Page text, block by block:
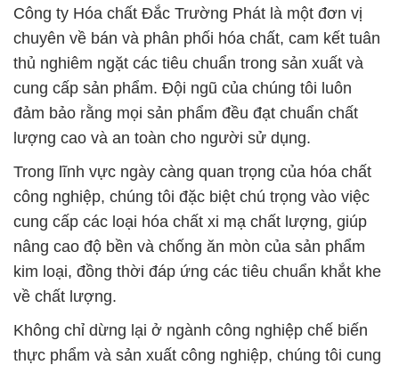
Công ty Hóa chất Đắc Trường Phát là một đơn vị
chuyên về bán và phân phối hóa chất, cam kết tuân
thủ nghiêm ngặt các tiêu chuẩn trong sản xuất và
cung cấp sản phẩm. Đội ngũ của chúng tôi luôn
đảm bảo rằng mọi sản phẩm đều đạt chuẩn chất
lượng cao và an toàn cho người sử dụng.
Trong lĩnh vực ngày càng quan trọng của hóa chất
công nghiệp, chúng tôi đặc biệt chú trọng vào việc
cung cấp các loại hóa chất xi mạ chất lượng, giúp
nâng cao độ bền và chống ăn mòn của sản phẩm
kim loại, đồng thời đáp ứng các tiêu chuẩn khắt khe
về chất lượng.
Không chỉ dừng lại ở ngành công nghiệp chế biến
thực phẩm và sản xuất công nghiệp, chúng tôi cung